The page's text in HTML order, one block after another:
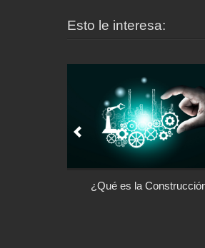
Esto le interesa:
¿Qué es la